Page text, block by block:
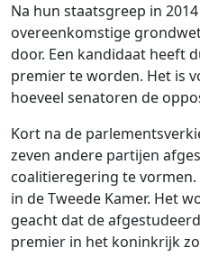
Na hun staatsgreep in
overeenkomstige
door. Een kandidaat heeft
premier te worden. Het is
hoeveel senatoren de
Kort na de
zeven andere partijen
coalitieregering te
in de Tweede Kamer. Het
geacht dat de
premier in het koninkrijk